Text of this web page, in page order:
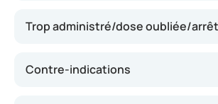
Trop administré/dose oubliée/
Contre-indications